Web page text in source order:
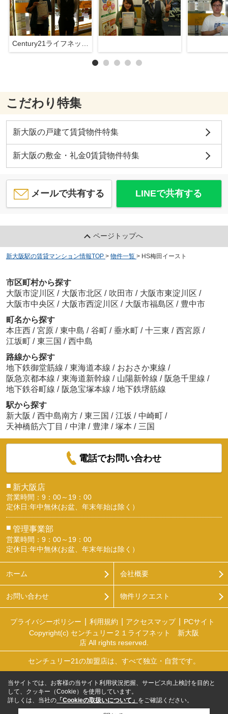
こだわり特集
新大阪の戸建て賃貸物件特集
新大阪の敷金・礼金0賃貸物件特集
メールで共有する LINEで共有する
ページトップへ
新大阪駅の賃貸マンション情報TOP > 物件一覧 > HS梅田イースト
市区町村から探す
大阪市淀川区 / 大阪市北区 / 吹田市 / 大阪市東淀川区 /
大阪市中央区 / 大阪市西淀川区 / 大阪市福島区 / 豊中市
町名から探す
本庄西 / 宮原 / 東中島 / 谷町 / 垂水町 / 十三東 / 西宮原 /
江坂町 / 東三国 / 西中島
路線から探す
地下鉄御堂筋線 / 東海道本線 / おおさか東線 /
阪急京都本線 / 東海道新幹線 / 山陽新幹線 / 阪急千里線 /
地下鉄谷町線 / 阪急宝塚本線 / 地下鉄堺筋線
駅から探す
新大阪 / 西中島南方 / 東三国 / 江坂 / 中崎町 /
天神橋筋六丁目 / 中津 / 豊津 / 塚本 / 三国
電話でお問い合わせ
■ 新大阪店
営業時間：9：00～19：00
定休日:年中無休(お盆、年末年始は除く）
■ 管理事業部
営業時間：9：00～19：00
定休日:年中無休(お盆、年末年始は除く）
ホーム 会社概要
お問い合わせ 物件リクエスト
プライバシーポリシー 利用規約 アクセスマップ
PCサイト
Copyright(c) センチュリー２１ライフネット 新大阪
店 All rights reserved.
センチュリー21の加盟店は、すべて独立・自営です。
当サイトでは、お客様の当サイト利用状況把握、サービス向上検討を目的と
して、クッキー（Cookie）を使用しています。
詳しくは、当社の 「Cookieの取扱いについて」 をご確認ください。